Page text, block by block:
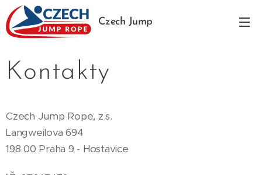
Czech Jump
Kontakty
Czech Jump Rope, z.s.
Langweilova 694
198 00 Praha 9 - Hostavice